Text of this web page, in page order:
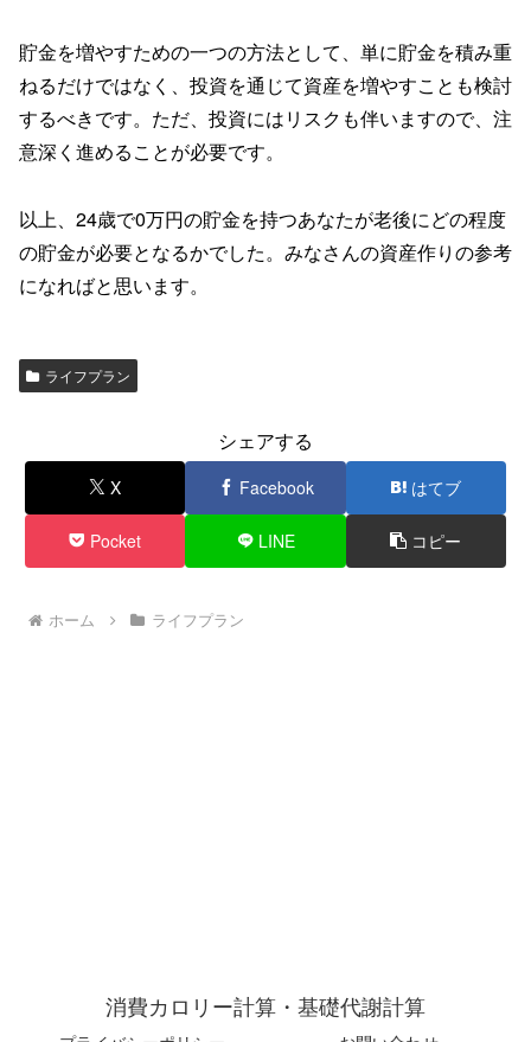
貯金を増やすための一つの方法として、単に貯金を積み重
ねるだけではなく、投資を通じて資産を増やすことも検討
するべきです。ただ、投資にはリスクも伴いますので、注
意深く進めることが必要です。
以上、24歳で0万円の貯金を持つあなたが老後にどの程度
の貯金が必要となるかでした。みなさんの資産作りの参考
になればと思います。
ライフプラン
シェアする
X Facebook はてブ
Pocket LINE コピー
ホーム ライフプラン
消費カロリー計算・基礎代謝計算